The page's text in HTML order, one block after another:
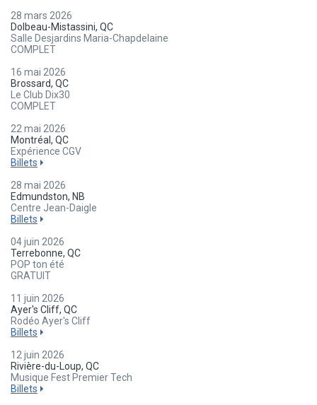
28 mars 2026
Dolbeau-Mistassini, QC
Salle Desjardins Maria-Chapdelaine
COMPLET
16 mai 2026
Brossard, QC
Le Club Dix30
COMPLET
22 mai 2026
Montréal, QC
Expérience CGV
Billets
28 mai 2026
Edmundston, NB
Centre Jean-Daigle
Billets
04 juin 2026
Terrebonne, QC
POP ton été
GRATUIT
11 juin 2026
Ayer's Cliff, QC
Rodéo Ayer's Cliff
Billets
12 juin 2026
Rivière-du-Loup, QC
Musique Fest Premier Tech
Billets